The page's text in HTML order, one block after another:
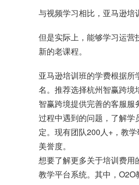
与视频学习相比，亚马逊培
但是实际上，能够学习运
新的老课程。
亚马逊培训班的学费根据
名。推荐选择杭州智赢跨境
智赢跨境提供完善的客服
过程中遇到的问题，了解
定。现有团队200人+，教
美誉度。
想要了解更多关于培训费
教学平台系统。其中，